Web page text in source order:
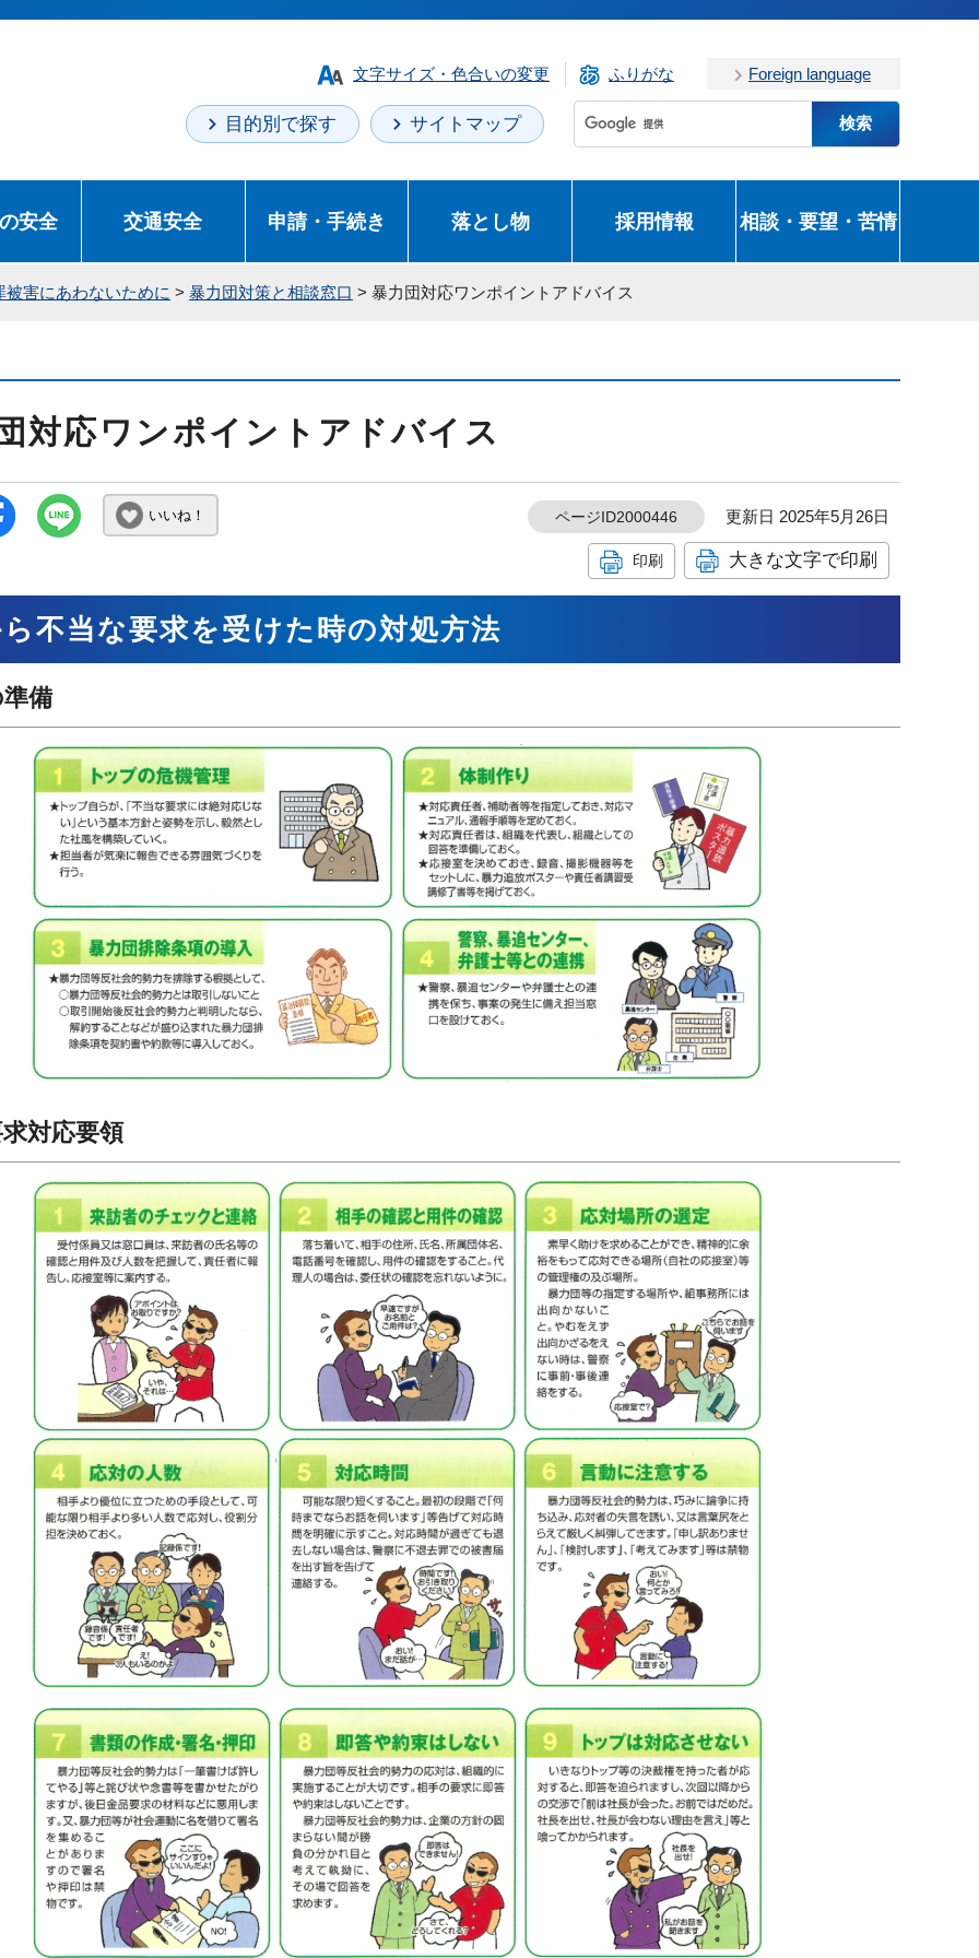
文字サイズ・色合いの変更 ふりがな Foreign language
目的別で探す サイトマップ
安全 交通安全 申請・手続き 落とし物 採用情報 相談・要望・苦情
被害にあわないために > 暴力団対策と相談窓口 > 暴力団対応ワンポイントアドバイス
対応ワンポイントアドバイス
いいね！ ページID2000446 更新日 2025年5月26日
印刷 大きな文字で印刷
不当な要求を受けた時の対処方法
備
対応要領